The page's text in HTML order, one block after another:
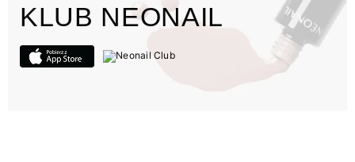
KLUB NEONAIL